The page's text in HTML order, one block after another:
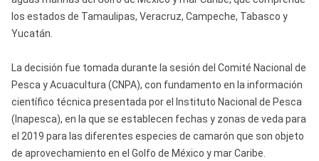
los estados de Tamaulipas, Veracruz, Campeche, Tabasco y
Yucatán.
La decisión fue tomada durante la sesión del Comité Nacional de
Pesca y Acuacultura (CNPA), con fundamento en la información
científico técnica presentada por el Instituto Nacional de Pesca
(Inapesca), en la que se establecen fechas y zonas de veda para
el 2019 para las diferentes especies de camarón que son objeto
de aprovechamiento en el Golfo de México y mar Caribe.